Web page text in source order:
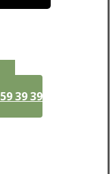
39 39